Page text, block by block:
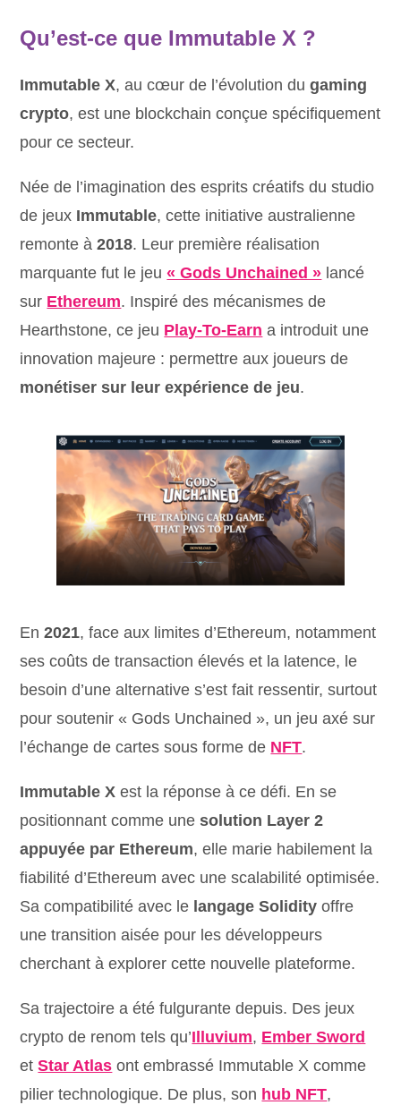
Qu’est-ce que Immutable X ?
Immutable X, au cœur de l’évolution dugaming
crypto, est une blockchain conçue spécifiquement
pour ce secteur.
Née de l’imagination des esprits créatifs du studio
de jeux Immutable, cette initiative australienne
remonte à2018. Leur première réalisation
marquante fut le jeu« Gods Unchained » lancé
sur Ethereum. Inspiré des mécanismes de
Hearthstone, ce jeu Play-To-Earn a introduit une
innovation majeure : permettre aux joueurs de
monétiser sur leur expérience de jeu.
En2021, face aux limites d’Ethereum, notamment
ses coûts de transaction élevés et la latence, le
besoin d’une alternative s’est fait ressentir, surtout
pour soutenir « Gods Unchained », un jeu axé sur
l’échange de cartes sous forme de NFT.
Immutable X est la réponse à ce défi. En se
positionnant comme unesolution Layer 2
appuyée par Ethereum, elle marie habilement la
fiabilité d’Ethereum avec une scalabilité optimisée.
Sa compatibilité avec le langage Solidity offre
une transition aisée pour les développeurs
cherchant à explorer cette nouvelle plateforme.
Sa trajectoire a été fulgurante depuis. Des jeux
crypto de renom tels qu’Illuvium, Ember Sword
etStar Atlas ont embrassé Immutable X comme
pilier technologique. De plus, son hub NFT,